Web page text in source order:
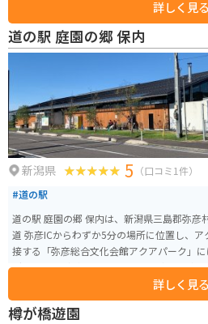
でのびのびと過ごすことができる環境が整
は「上川ふれあい祭り」が開催され、地域
ベキューやピクニックを楽しむのに最適な
道の津川インターを降りて10分~15分程度車
の中の道で空気も良くて気持ちがよいです。
詳しく見る
道の駅 庭園の郷 保内
新潟県 5 （口コミ1件）
#道の駅
道の駅 庭園の郷 保内は、新潟県三島郡弥彦
道 弥彦ICからわずか5分の場所に位置し、アクセスも
接する「弥彦総合文化会館アクアパーク」
グルームなどがあり、ドライブの疲れを癒やすのに最
内には、地元の新鮮な野菜や果物をはじめ
います。 バイクで訪れる方は、道の駅の広い駐車場を利用できるので安心で
す。弥彦村周辺には、弥彦神社や弥彦山ス
詳しく見る
樽が橋遊園